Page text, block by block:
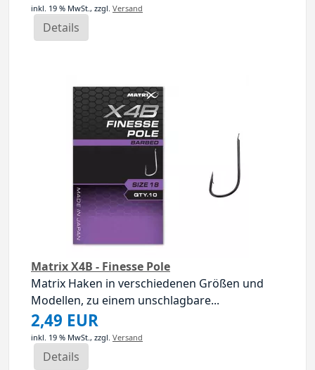
inkl. 19 % MwSt., zzgl. Versand
Details
Matrix X4B - Finesse Pole
Matrix Haken in verschiedenen Größen und
Modellen, zu einem unschlagbare...
2,49 EUR
inkl. 19 % MwSt., zzgl. Versand
Details